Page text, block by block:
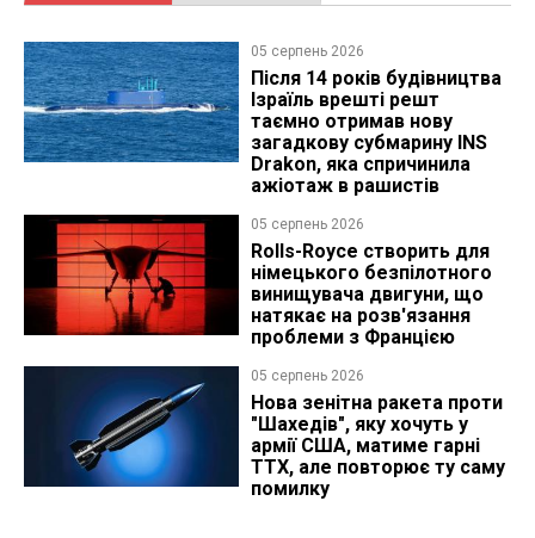
05 серпень 2026
Після 14 років будівництва
Ізраїль врешті решт
таємно отримав нову
загадкову субмарину INS
Drakon, яка спричинила
ажіотаж в рашистів
05 серпень 2026
Rolls-Royce створить для
німецького безпілотного
винищувача двигуни, що
натякає на розв'язання
проблеми з Францією
05 серпень 2026
Нова зенітна ракета проти
"Шахедів", яку хочуть у
армії США, матиме гарні
ТТХ, але повторює ту саму
помилку